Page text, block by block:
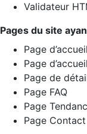
Validateur
Pages du site
Page
Page
Page de
Page FAQ
Page
Page Contact